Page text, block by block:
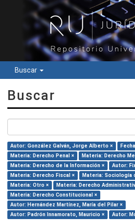
Buscar
Buscar
Autor: González Galván, Jorge Alberto ×
Materia: Derecho Penal ×
Materia: Derecho
Materia: Derecho de la Información ×
Autor:
Materia: Derecho Fiscal ×
Materia: Sociología
Materia: Otro ×
Materia: Derecho
Materia: Derecho Constitucional ×
Autor: Hernández Martínez, María del Pilar ×
Autor: Padrón Innamorato, Mauricio ×
Autor: